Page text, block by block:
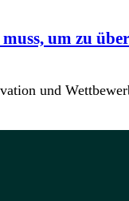
um zu
und